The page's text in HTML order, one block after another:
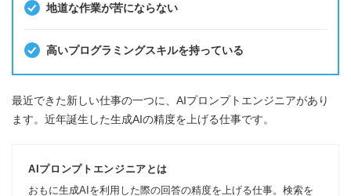
地道な作業が苦にならない
高いプログラミングスキルを持っている
最近できた新しい仕事の一つに、AIプロンプトエンジニアがあり
ます。近年誕生した生成AIの精度を上げる仕事です。
AIプロンプトエンジニアとは
おもに生成AIを利用した際の回答の精度を上げる仕事。検索を